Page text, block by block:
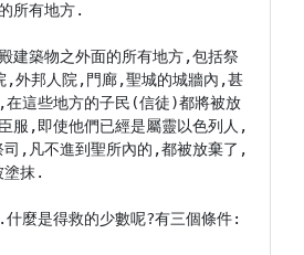
所有地方.
建築物之外面的所有地方,包括祭
,外邦人院,門廊,聖城的城牆內,甚
這些地方的子民(信徒)都將被放
服,即使他們已經是屬靈以色列人,
司,凡不進到聖所內的,都被放棄了,
塗抹.
麼是得救的少數呢?有三個條件: